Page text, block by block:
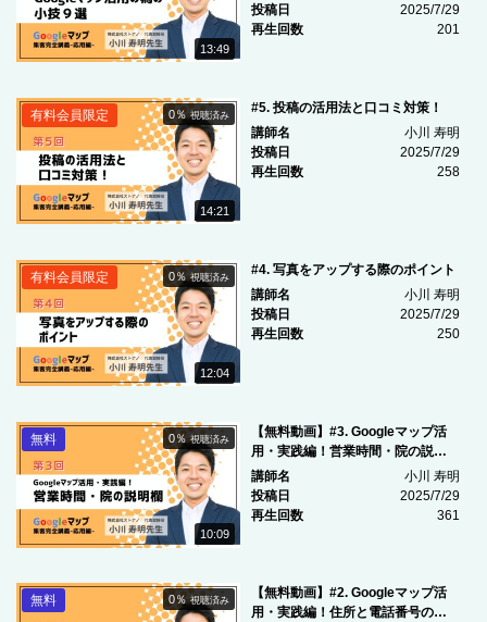
13:49
投稿日
2025/7/29
再生回数
201
14:21
0％視聴済み
有料会員限定
#5. 投稿の活用法と口コミ対策！
講師名
小川 寿明
投稿日
2025/7/29
再生回数
258
12:04
0％視聴済み
有料会員限定
#4. 写真をアップする際のポイント
講師名
小川 寿明
投稿日
2025/7/29
再生回数
250
10:09
0％視聴済み
無料
【無料動画】#3. Googleマップ活
用・実践編！営業時間・院の説明
欄
講師名
小川 寿明
投稿日
2025/7/29
再生回数
361
0％視聴済み
無料
【無料動画】#2. Googleマップ活
用・実践編！住所と電話番号の登